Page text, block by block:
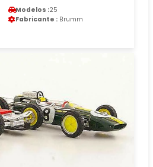
Modelos :25
Fabricante : Brumm